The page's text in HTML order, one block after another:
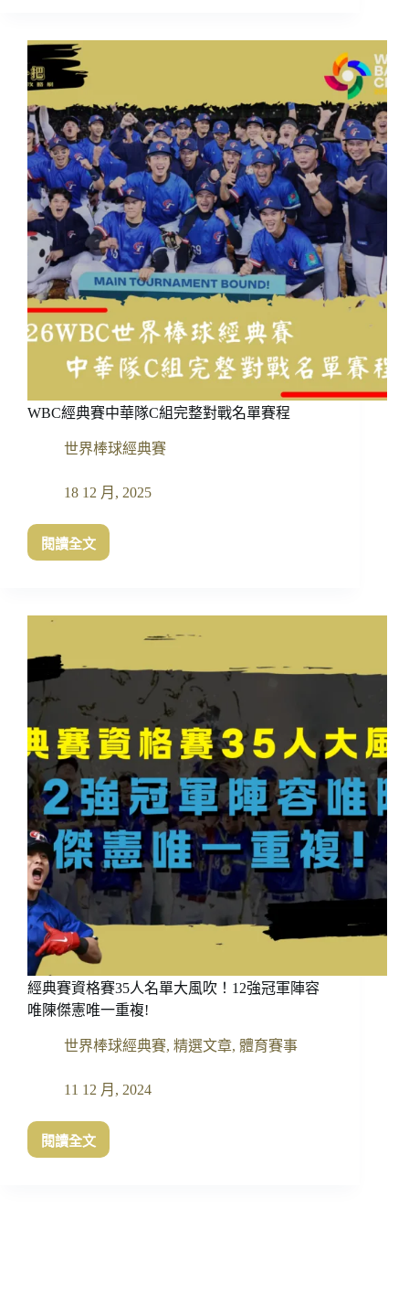
中
華
隊
戰
力
大
提
升！
火
表
態
古
林、
孫
易
磊
參
戰
經
賽
WBC經典賽中華隊C組完整對戰名單賽程
世界棒球經典賽
18 12 月, 2025
閱讀全文
WBC
隊
整
對
戰
名
單
賽
程
經典賽資格賽35人名單大風吹！12強冠軍陣容
唯陳傑憲唯一重複!
世界棒球經典賽, 精選文章, 體育賽事
11 12 月, 2024
閱讀全文
經